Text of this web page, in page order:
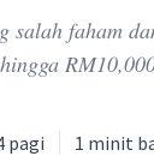
salah faham
pagi
1 minit